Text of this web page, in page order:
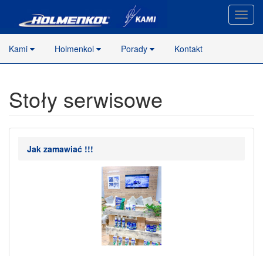
strony
Kami
Holmenkol Porady Kontakt
Stoły serwisowe
Jak zamawiać !!!